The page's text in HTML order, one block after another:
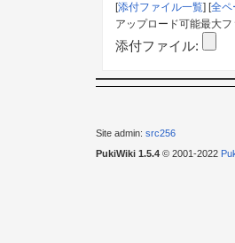
[添付ファイル一覧] [全ペ
アップロード可能最大フ
添付ファイル:
Site admin: src256
PukiWiki 1.5.4© 2001-2022